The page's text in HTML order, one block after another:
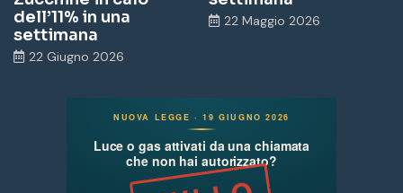
dell’11% in una
settimana
22 Giugno 2026
22 Maggio 2026